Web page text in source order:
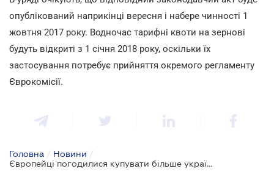
опублікований наприкінці вересня і набере чинності 1
жовтня 2017 року. Водночас тарифні квоти на зернові
будуть відкриті з 1 січня 2018 року, оскільки їх
застосування потребує прийняття окремого регламенту
Єврокомісії.
Головна / Новини /
Європейці погодилися купувати більше українського